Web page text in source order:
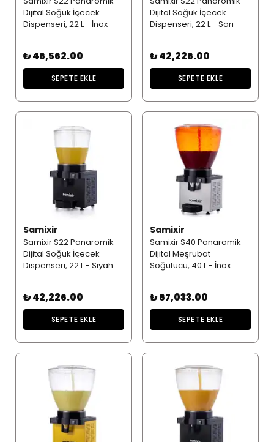
Dijital Soğuk İçecek
Dispenseri, 22 L - İnox
₺ 46,562.00
SEPETE EKLE
Dijital Soğuk İçecek
Dispenseri, 22 L - Sarı
₺ 42,226.00
SEPETE EKLE
Samixir
Samixir S22 Panaromik
Dijital Soğuk İçecek
Dispenseri, 22 L - Siyah
₺ 42,226.00
SEPETE EKLE
Samixir
Samixir S40 Panaromik
Dijital Meşrubat
Soğutucu, 40 L - İnox
₺ 67,033.00
SEPETE EKLE